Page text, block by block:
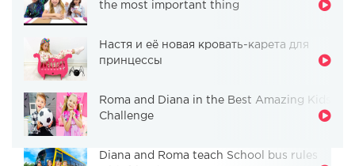
the most important thing
Настя и её новая кровать-карета для
принцессы
Roma and Diana in the Best Amazing Kids
Challenge
Diana and Roma teach School bus rules